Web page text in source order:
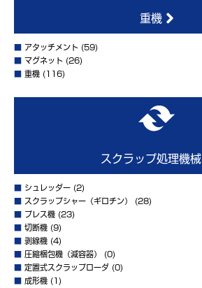
重機
アタッチメント (59)
マグネット (26)
重機 (116)
スクラップ処理機械
シュレッダー (2)
スクラップシャー（ギロチン）
(28)
プレス機 (23)
切断機 (9)
剥線機 (4)
圧縮梱包機（減容器）
(0)
定置式スクラップローダ (0)
成形機 (1)